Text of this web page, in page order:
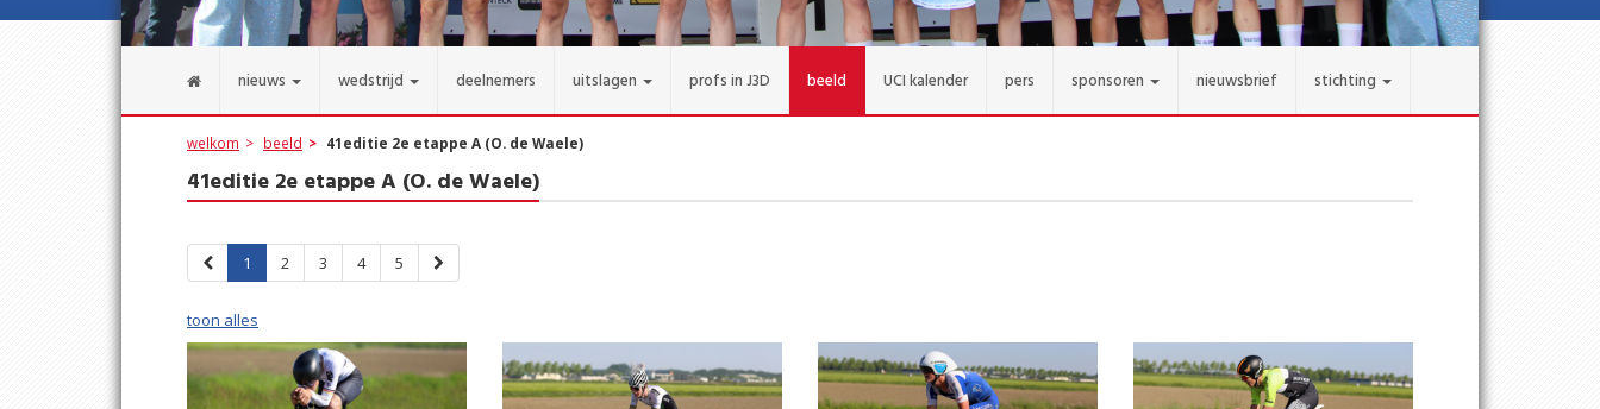
nieuws wedstrijd deelnemers uitslagen profs in J3D beeld UCI kalender pers sponsoren nieuwsbrief stichting
welkom beeld 41editie 2e etappe A (O. de Waele)
41editie 2e etappe A (O. de Waele)
1 2 3 4 5
toon alles